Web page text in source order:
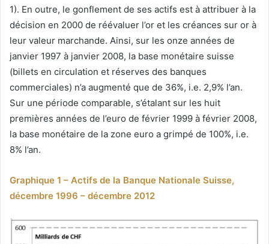
1). En outre, le gonflement de ses actifs est à attribuer à la
décision en 2000 de réévaluer l’or et les créances sur or à
leur valeur marchande. Ainsi, sur les onze années de
janvier 1997 à janvier 2008, la base monétaire suisse
(billets en circulation et réserves des banques
commerciales) n’a augmenté que de 36%, i.e. 2,9% l’an.
Sur une période comparable, s’étalant sur les huit
premières années de l’euro de février 1999 à février 2008,
la base monétaire de la zone euro a grimpé de 100%, i.e.
8% l’an.
Graphique 1 – Actifs de la Banque Nationale Suisse,
décembre 1996 – décembre 2012